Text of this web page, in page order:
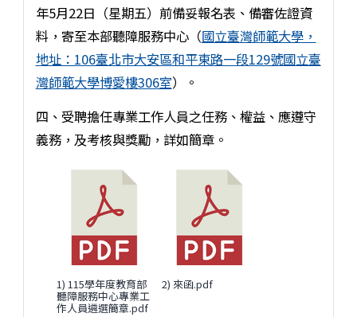
年5月22日（星期五）前備妥報名表、備審佐證資
料，寄至本部聽障服務中心（國立臺灣師範大學，
地址：106臺北市大安區和平東路一段129號國立臺
灣師範大學博愛樓306室）。
四、受聘擔任專業工作人員之任務、權益、應遵守
義務，及考核與獎勵，詳如簡章。
1) 115學年度教育部
聽障服務中心專業工
作人員遴選簡章.pdf
2) 來函.pdf